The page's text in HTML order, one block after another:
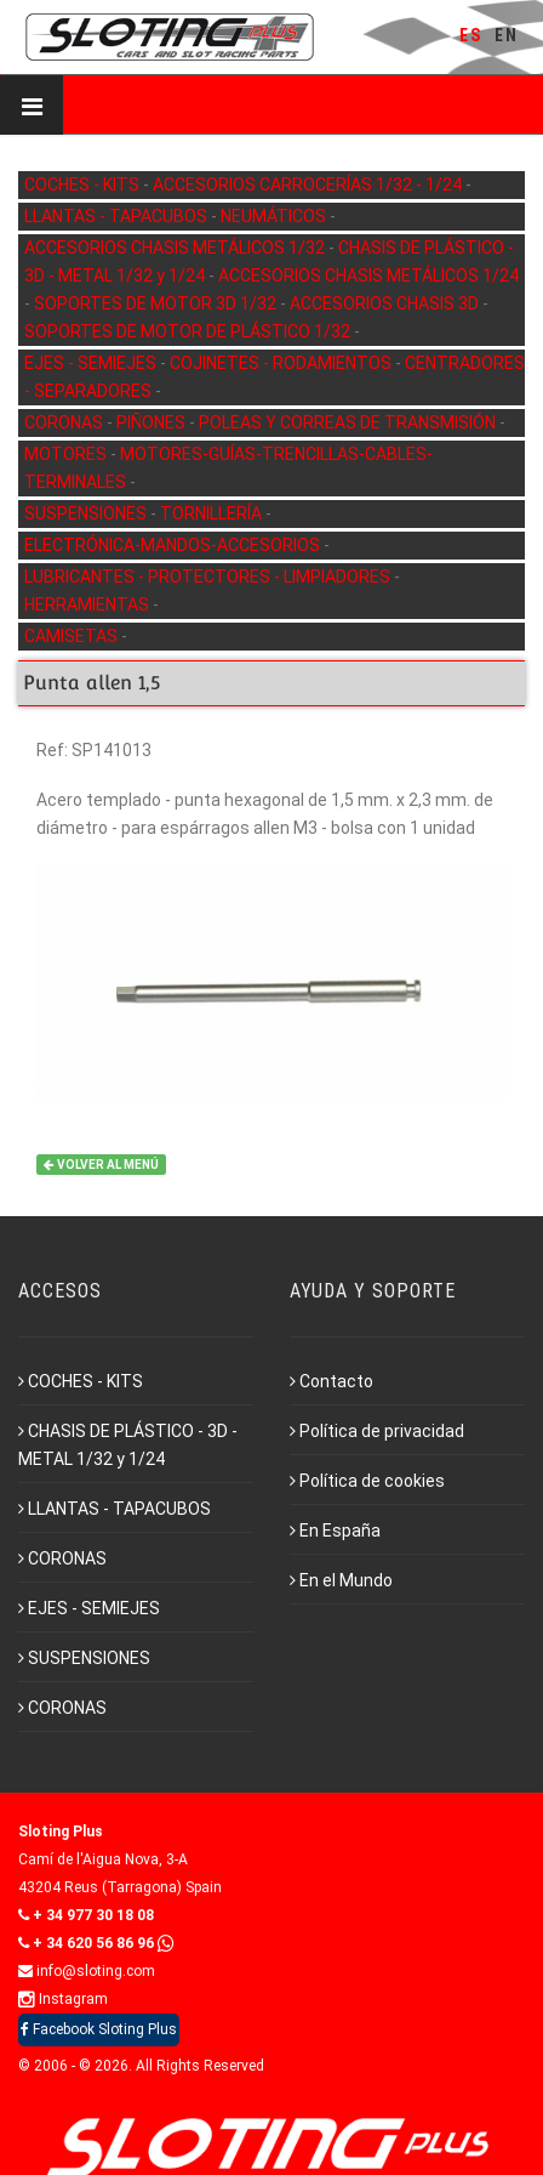
ES EN
COCHES - KITS - ACCESORIOS CARROCERÍAS 1/32 - 1/24 -
LLANTAS - TAPACUBOS - NEUMÁTICOS -
ACCESORIOS CHASIS METÁLICOS 1/32 - CHASIS DE PLÁSTICO -
3D - METAL 1/32 y 1/24 - ACCESORIOS CHASIS METÁLICOS 1/24
- SOPORTES DE MOTOR 3D 1/32 - ACCESORIOS CHASIS 3D -
SOPORTES DE MOTOR DE PLÁSTICO 1/32 -
EJES - SEMIEJES - COJINETES - RODAMIENTOS - CENTRADORES
- SEPARADORES -
CORONAS - PIÑONES - POLEAS Y CORREAS DE TRANSMISIÓN -
MOTORES - MOTORES-GUÍAS-TRENCILLAS-CABLES-
TERMINALES -
SUSPENSIONES - TORNILLERÍA -
ELECTRÓNICA-MANDOS-ACCESORIOS -
LUBRICANTES - PROTECTORES - LIMPIADORES -
HERRAMIENTAS -
CAMISETAS -
Punta allen 1,5
Ref: SP141013
Acero templado - punta hexagonal de 1,5 mm. x 2,3 mm. de
diámetro - para espárragos allen M3 - bolsa con 1 unidad
VOLVER AL MENÚ
ACCESOS
COCHES - KITS
CHASIS DE PLÁSTICO - 3D -
METAL 1/32 y 1/24
LLANTAS - TAPACUBOS
CORONAS
EJES - SEMIEJES
SUSPENSIONES
CORONAS
AYUDA Y SOPORTE
Contacto
Política de privacidad
Política de cookies
En España
En el Mundo
Sloting Plus
Camí de l'Aigua Nova, 3-A
43204 Reus (Tarragona) Spain
+ 34 977 30 18 08
+ 34 620 56 86 96
info@sloting.com
Instagram
Facebook Sloting Plus
© 2006 - © 2026. All Rights Reserved